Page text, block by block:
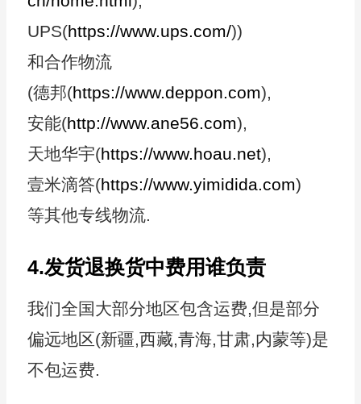
UPS(https://www.ups.com/))
和合作物流
(德邦(https://www.deppon.com),
安能(http://www.ane56.com),
天地华宇(https://www.hoau.net),
壹米滴答(https://www.yimidida.com)
等其他专线物流.
4.发货退换货中费用谁负责
我们全国大部分地区包含运费,但是部分
偏远地区(新疆,西藏,青海,甘肃,内蒙等)是
不包运费.